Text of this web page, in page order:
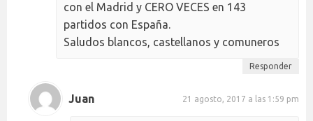
con el Madrid y CERO VECES en 143
partidos con España.
Saludos blancos, castellanos y comuneros
Responder
Juan 21 agosto, 2017 a las 1:59 pm